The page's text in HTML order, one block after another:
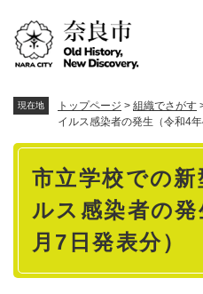
現在地 トップページ > 組織でさがす
イルス感染者の発生（令和4年
本
市立学校での
ルス感染者の
月7日発表分）